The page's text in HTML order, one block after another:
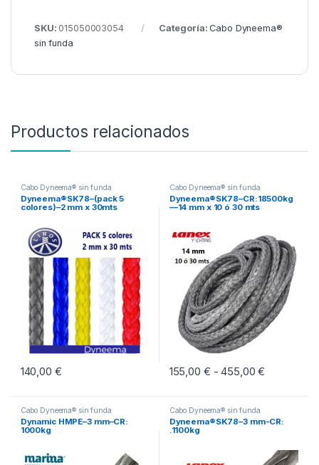
SKU: 015050003054 Categoría:Cabo Dyneema®
sin funda
Productos relacionados
Cabo Dyneema® sin funda
Dyneema®SK78–(pack 5
colores)–2 mm x 30mts
140,00 €
Cabo Dyneema® sin funda
Dyneema®SK78–CR:18500kg
—14 mm x 10 ó 30 mts
155,00 € - 455,00€
Este producto tiene múltiples
Cabo Dyneema® sin funda
Dynamic HMPE–3 mm–CR:
1000kg
Cabo Dyneema® sin funda
Dyneema®SK78–3 mm-CR:
.1100kg